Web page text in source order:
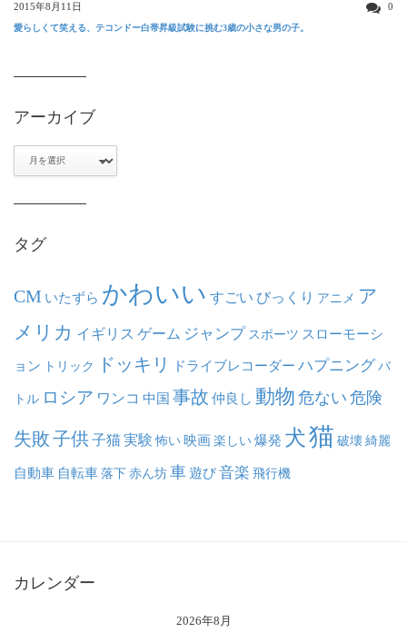
2015年8月11日 0
愛らしくて笑える、テコンドー白帯昇級試験に挑む3歳の小さな男の子。
アーカイブ
タグ
CM いたずら かわいい すごい びっくり アニメ ア
メリカ イギリス ゲーム ジャンプ スポーツ スローモーシ
ョン トリック ドッキリ ドライブレコーダー ハプニング バ
トル ロシア ワンコ 中国 事故 仲良し 動物 危ない 危険
失敗子供子猫実験 怖い映画楽しい爆発 犬猫 破壊綺麗
自動車 自転車落下赤ん坊車遊び音楽 飛行機
カレンダー
2026年8月